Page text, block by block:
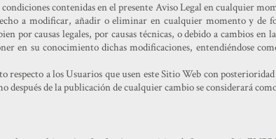
contenidas en el presente Aviso Legal en cualquier
a modificar, añadir o eliminar en cualquier momento y de
por causas legales, por causas técnicas, o debido a cambios en
en su conocimiento dichas modificaciones, entendiéndose
respecto a los Usuarios que usen este Sitio Web con
de la publicación de cualquier cambio se considerará